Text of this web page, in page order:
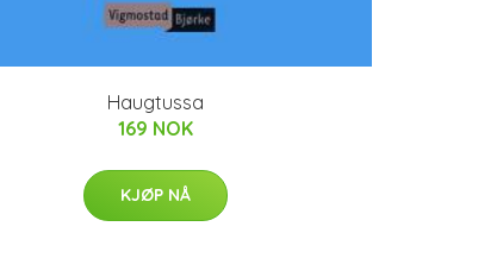
Haugtussa
169 NOK
KJØP NÅ